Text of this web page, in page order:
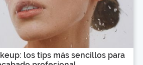
los tips más sencillos para